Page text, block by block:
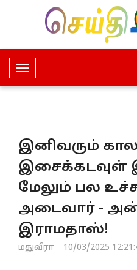
T
o
e
N
a
v
g
a
t
இனிவரும்
இசைக்கடவுள்
மேலும் பல
அடைவார் -
இராமதாஸ்!
மதுவீரா 10/03/2025